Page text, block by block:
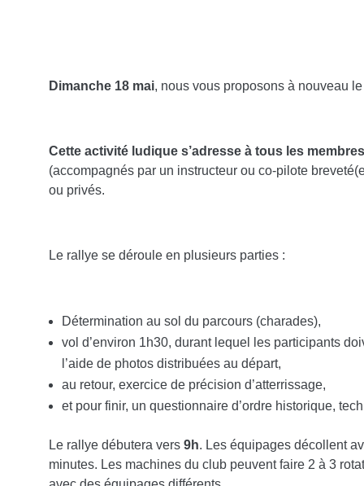
Dimanche 18 mai, nous vous proposons à nouveau
Cette activité ludique s’adresse à tous les
(accompagnés par un instructeur ou co-pilote
ou privés.
Le rallye se déroule en plusieurs parties :
Détermination au sol du parcours (charades),
vol d’environ 1h30, durant lequel les participants
l’aide de photos distribuées au départ,
au retour, exercice de précision d’atterrissage,
et pour finir, un questionnaire d’ordre historique,
Le rallye débutera vers 9h. Les équipages décollent
minutes. Les machines du club peuvent faire 2 à 3